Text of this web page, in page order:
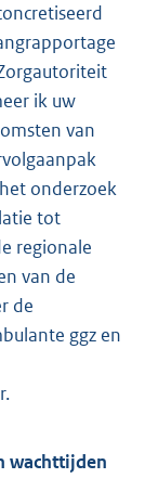
ik uw
van
onderzoek
tot
regionale
van de
de
ggz en
wachttijden